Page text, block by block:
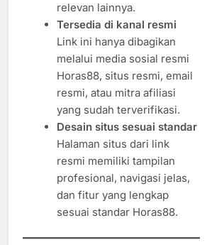
relevan lainnya.
Tersedia di kanal resmi
Link ini hanya dibagikan
melalui media sosial resmi
Horas88, situs resmi, email
resmi, atau mitra afiliasi
yang sudah terverifikasi.
Desain situs sesuai standar
Halaman situs dari link
resmi memiliki tampilan
profesional, navigasi jelas,
dan fitur yang lengkap
sesuai standar Horas88.